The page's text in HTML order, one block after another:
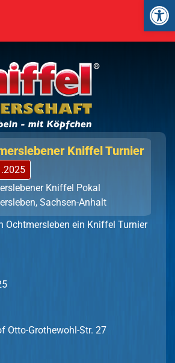
Kniffel Turnier
Kniffel Pokal
Sachsen-Anhalt
Kniffel Turnier
Ochtmersleben ein Kniffel Turnier
Otto-Grothewohl-Str. 27